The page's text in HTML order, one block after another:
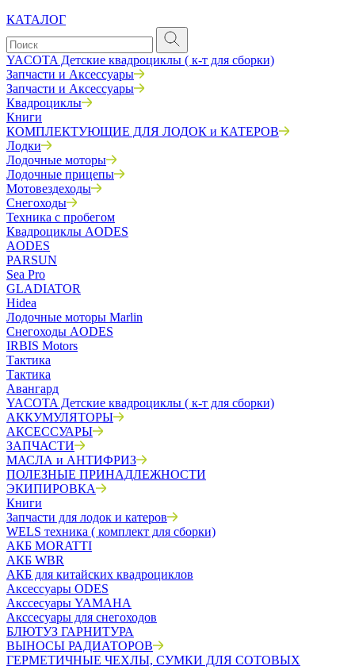
КАТАЛОГ
YACOTA Детские квадроциклы ( к-т для сборки)
Запчасти и Аксессуары
Запчасти и Аксессуары
Квадроциклы
Книги
КОМПЛЕКТУЮЩИЕ ДЛЯ ЛОДОК и КАТЕРОВ
Лодки
Лодочные моторы
Лодочные прицепы
Мотовездеходы
Снегоходы
Техника с пробегом
Квадроциклы AODES
AODES
PARSUN
Sea Pro
GLADIATOR
Hidea
Лодочные моторы Marlin
Снегоходы AODES
IRBIS Motors
Тактика
Тактика
Авангард
YACOTA Детские квадроциклы ( к-т для сборки)
АККУМУЛЯТОРЫ
АКСЕССУАРЫ
ЗАПЧАСТИ
МАСЛА и АНТИФРИЗ
ПОЛЕЗНЫЕ ПРИНАДЛЕЖНОСТИ
ЭКИПИРОВКА
Книги
Запчасти для лодок и катеров
WELS техника ( комплект для сборки)
АКБ MORATTI
АКБ WBR
АКБ для китайских квадроциклов
Аксессуары ODES
Акссесуары YAMAHA
Акссесуары для снегоходов
БЛЮТУЗ ГАРНИТУРА
ВЫНОСЫ РАДИАТОРОВ
ГЕРМЕТИЧНЫЕ ЧЕХЛЫ, СУМКИ ДЛЯ СОТОВЫХ